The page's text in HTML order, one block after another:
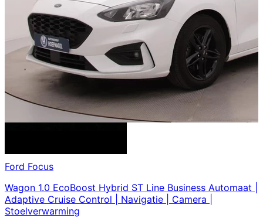
Ford Focus
Wagon 1.0 EcoBoost Hybrid ST Line Business Automaat |
Adaptive Cruise Control | Navigatie | Camera |
Stoelverwarming